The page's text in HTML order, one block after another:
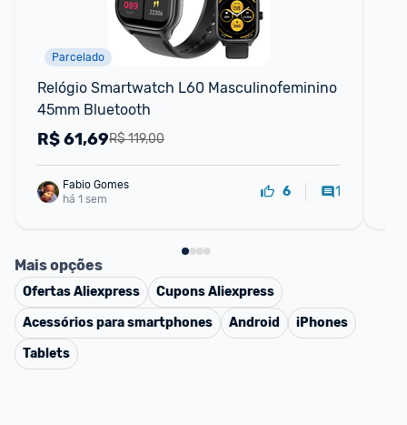
Parcelado
Relógio Smartwatch L60 Masculinofeminino
45mm Bluetooth
R$ 119,00
R$61,69
Fabio Gomes
há 1 sem
6 1
Mais opções
OfertasAliexpress CuponsAliexpress
Acessórios para smartphones
Android
iPhones
Tablets